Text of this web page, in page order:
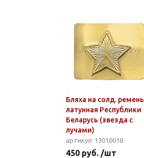
Бляха на солд. ремень
латунная Республики
Беларусь (звезда с
лучами)
артикул: 13010018
450 руб. /шт